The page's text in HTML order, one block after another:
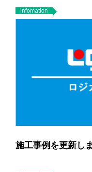
infomation
施工事例を更新し